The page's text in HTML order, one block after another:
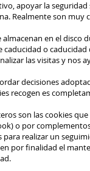
apoyar la
Realmente son
en el
caducidad o
las visitas y
decisiones
recogen es
son las cookies
o por
realizar un
por finalidad el